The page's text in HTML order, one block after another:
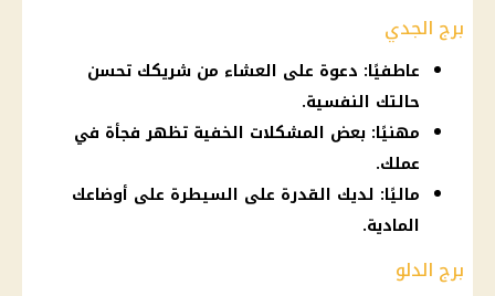
برج الجدي
عاطفيًا: دعوة على العشاء من شريكك تحسن
حالتك النفسية.
مهنيًا: بعض المشكلات الخفية تظهر فجأة في
عملك.
ماليًا: لديك القدرة على السيطرة على أوضاعك
المادية.
برج الدلو